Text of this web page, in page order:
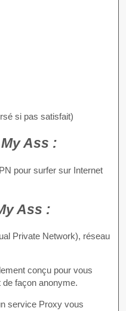
si pas satisfait)
Ass :
pour surfer sur Internet
Ass :
Private Network), réseau
conçu pour vous
façon anonyme.
service Proxy vous